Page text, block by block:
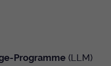
Programme(LLM)